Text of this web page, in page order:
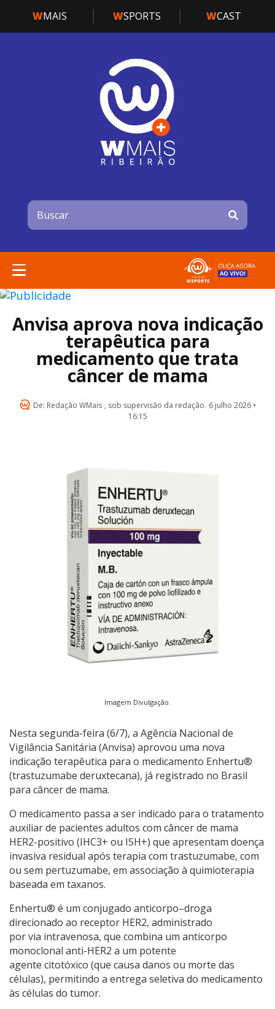
WMAIS WSPORTS WCAST
Anvisa aprova nova indicação
terapêutica para
medicamento que trata
câncer de mama
De: Redação WMais , sob supervisão da redação. 6 julho 2026 •
16:15
Imagem Divulgação.
Nesta segunda-feira (6/7), a Agência Nacional de
Vigilância Sanitária (Anvisa) aprovou uma nova
indicação terapêutica para o medicamento Enhertu®
(trastuzumabe deruxtecana), já registrado no Brasil
para câncer de mama.
O medicamento passa a ser indicado para o tratamento
auxiliar de pacientes adultos com câncer de mama
HER2-positivo (IHC3+ ou ISH+) que apresentam doença
invasiva residual após terapia com trastuzumabe, com
ou sem pertuzumabe, em associação à quimioterapia
baseada em taxanos.
Enhertu® é um conjugado anticorpo–droga
direcionado ao receptor HER2, administrado
por via intravenosa, que combina um anticorpo
monoclonal anti-HER2 a um potente
agente citotóxico (que causa danos ou morte das
células), permitindo a entrega seletiva do medicamento
às células do tumor.